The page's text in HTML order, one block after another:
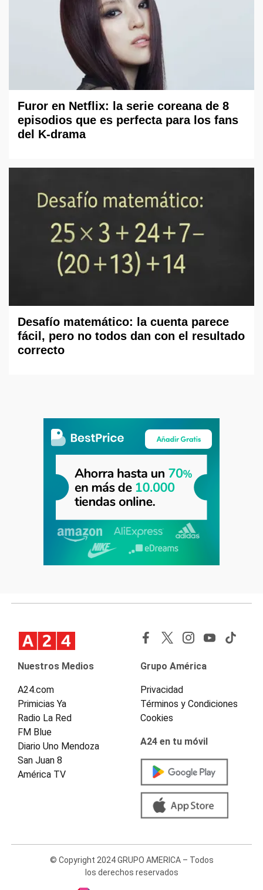
Furor en Netflix: la serie coreana de 8
episodios que es perfecta para los fans
del K-drama
Desafío matemático: la cuenta parece
fácil, pero no todos dan con el resultado
correcto
Nuestros Medios
A24.com
Primicias Ya
Radio La Red
FM Blue
Diario Uno Mendoza
San Juan 8
América TV
Grupo América
Privacidad
Términos y Condiciones
Cookies
A24 en tu móvil
© Copyright 2024 GRUPO AMERICA – Todos
los derechos reservados